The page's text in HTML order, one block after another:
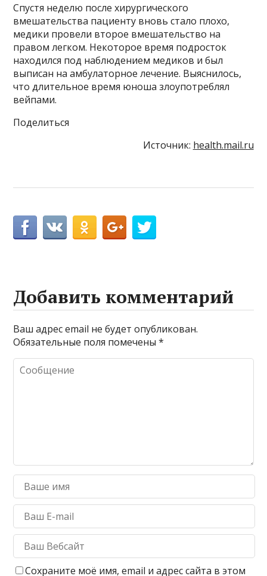
Спустя неделю после хирургического
вмешательства пациенту вновь стало плохо,
медики провели второе вмешательство на
правом легком. Некоторое время подросток
находился под наблюдением медиков и был
выписан на амбулаторное лечение. Выяснилось,
что длительное время юноша злоупотреблял
вейпами.
Поделиться
Источник: health.mail.ru
Добавить комментарий
Ваш адрес email не будет опубликован.
Обязательные поля помечены*
Сохраните моё имя, email и адрес сайта в этом